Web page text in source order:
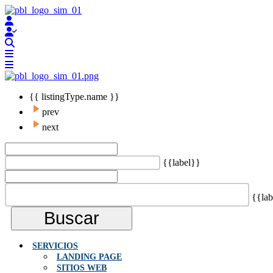
{{ listingType.name }}
prev
next
{{label}}
Buscar
SERVICIOS
LANDING PAGE
SITIOS WEB